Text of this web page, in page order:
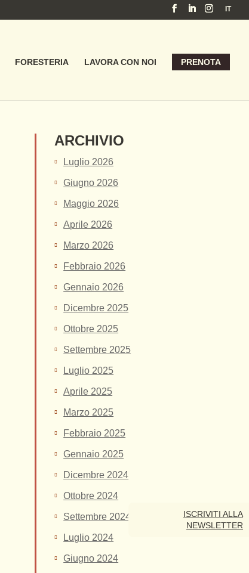
IT
FORESTERIA LAVORA CON NOI PRENOTA
ARCHIVIO
Luglio 2026
Giugno 2026
Maggio 2026
Aprile 2026
Marzo 2026
Febbraio 2026
Gennaio 2026
Dicembre 2025
Ottobre 2025
Settembre 2025
Luglio 2025
Aprile 2025
Marzo 2025
Febbraio 2025
Gennaio 2025
Dicembre 2024
Ottobre 2024
Settembre 2024
Luglio 2024
Giugno 2024
ISCRIVITI ALLA
NEWSLETTER